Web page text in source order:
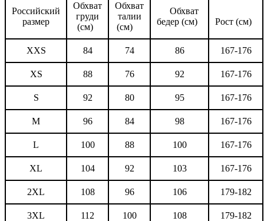
Российский
размер
Обхват
груди
(см)
Обхват
талии
(см)
Обхват
бедер (см)
Рост (см)
XXS 84 74 86 167-176
XS 88 76 92 167-176
S 92 80 95 167-176
M 96 84 98 167-176
L 100 88 100 167-176
XL 104 92 103 167-176
2XL 108 96 106 179-182
3XL 112 100 108 179-182